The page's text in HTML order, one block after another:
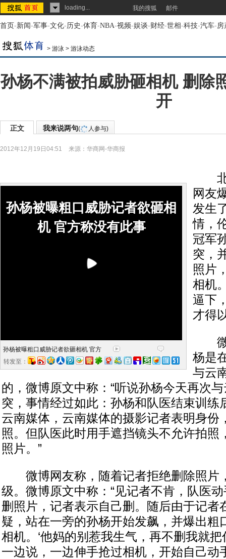
loading... 我的搜狐 邮件
首页-新闻-军事-文化-历史-体育-NBA-视频-娱谈-财经-世相-科技-汽车-房
> 游泳 > 游泳动态
孙杨不满被拍威胁砸相机 删除
开
正文 我来说两句( 人参与)
2012年12月19日04:51 来源： 华商网-华商报
孙杨被曝粗口威胁记者欲砸相
机 官方称没有此事
孙杨被曝粗口威胁记者欲砸相机 官方
转发至：
北
网友
发生
情，
冠军
突，
照片
相机
逼下
才得
微
杨是
与云
的，微博原文中称：“听说孙杨今天再次
突，事情经过如此：孙杨和队医结束训练
云南媒体，云南媒体的摄影记者表明身份
照。但队医此时用手遮挡镜头不允许拍照
照片。”
微博网友称，随着记者拒绝删除照片
级。微博原文中称：“见记者不肯，队医
删照片，记者表示自己删。随后由于记者
疑，站在一旁的孙杨开始发飙，并爆出粗
相机。‘他妈的别惹我生气，再不删我就把
一边说，一边伸手抢过相机，开始自己动